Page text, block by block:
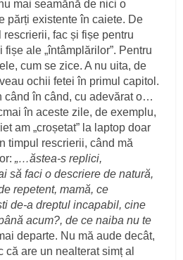
mai seamănă de nici o
părți existente în caiete. De
fac și fișe pentru
ale „întâmplărilor”. Pentru
cum se zice. A nu uita, de
ochii fetei în primul capitol.
când în când, cu adevărat o…
în aceste zile, de exemplu,
am „croșetat” la laptop doar
timpul rescrierii, când mă
„…ăstea-s replici,
să faci o descriere de natură,
repetent, mamă, ce
de-a dreptul incapabil, cine
acum?, de ce naiba nu te
departe. Nu mă aude decât,
că are un nealterat simț al